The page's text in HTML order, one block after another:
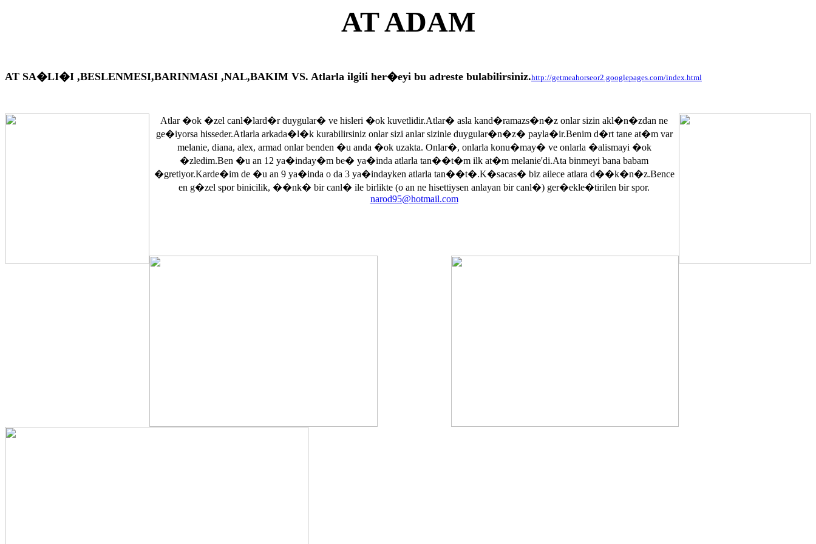
AT ADAM
AT SA�LI�I ,BESLENMESI,BARINMASI ,NAL,BAKIM VS. Atlarla ilgili her�eyi bu adreste bulabilirsiniz.http://getmeahorseor2.googlepages.com/index.html
Atlar �ok �zel canl�lard�r duygular� ve hisleri �ok kuvetlidir.Atlar� asla kand�ramazs�n�z onlar sizin akl�n�zdan ne
ge�iyorsa hisseder.Atlarla arkada�l�k kurabilirsiniz onlar sizi anlar sizinle duygular�n�z� payla�ir.Benim d�rt tane at�m var
melanie, diana, alex, armad onlar benden �u anda �ok uzakta. Onlar�, onlarla konu�may� ve onlarla �alismayi �ok
�zledim.Ben �u an 12 ya�inday�m be� ya�inda atlarla tan��t�m ilk at�m melanie'di.Ata binmeyi bana babam
�gretiyor.Karde�im de �u an 9 ya�inda o da 3 ya�indayken atlarla tan��t�.K�sacas� biz ailece atlara d��k�n�z.Bence
en g�zel spor binicilik, ��nk� bir canl� ile birlikte (o an ne hisettiysen anlayan bir canl�) ger�ekle�tirilen bir spor.
narod95@hotmail.com